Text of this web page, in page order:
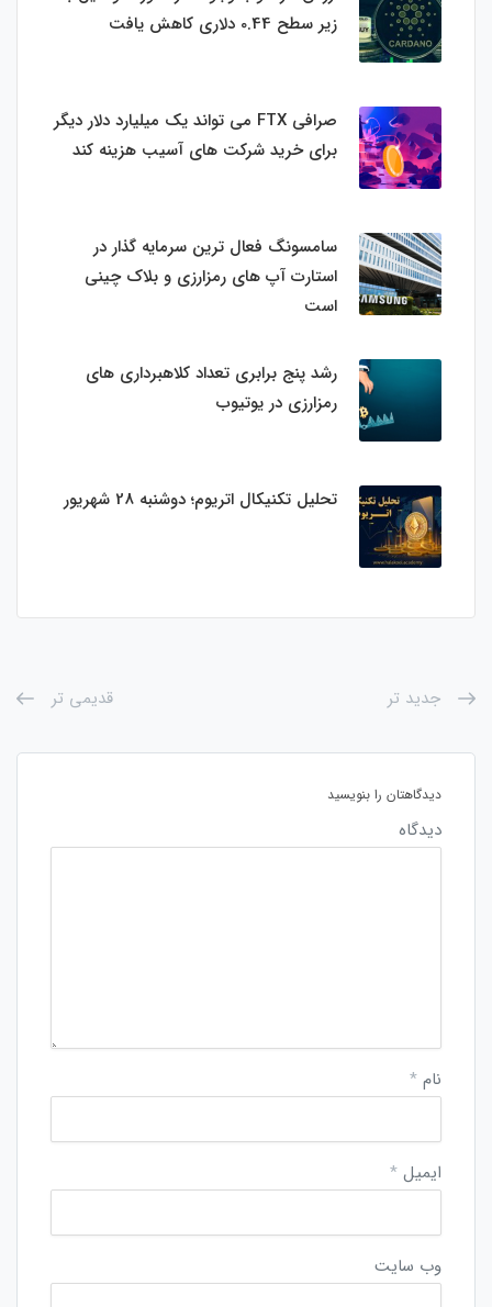
زیر سطح 0.44 دلاری کاهش یافت
صرافی FTX می تواند یک میلیارد دلار دیگر
برای خرید شرکت های آسیب هزینه کند
سامسونگ فعال‌ ترین سرمایه‌ گذار در
استارت‌ آپ‌ های رمزارزی و بلاک چینی
است
رشد پنج برابری تعداد کلاهبرداری های
رمزارزی در یوتیوب
تحلیل تکنیکال اتریوم؛ دوشنبه 28 شهریور
جدید تر قدیمی تر
دیدگاهتان را بنویسید
دیدگاه
نام *
ایمیل *
وب‌ سایت